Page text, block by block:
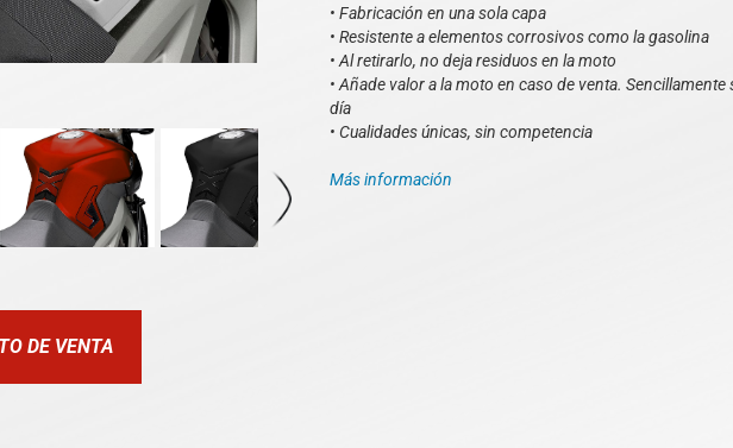
DE VENTA
• Fabricación en una sola capa
• Resistente a elementos corrosivos como la gasolina
• Al retirarlo, no deja residuos en la moto
• Añade valor a la moto en caso de venta.
día
• Cualidades únicas, sin competencia
Más información